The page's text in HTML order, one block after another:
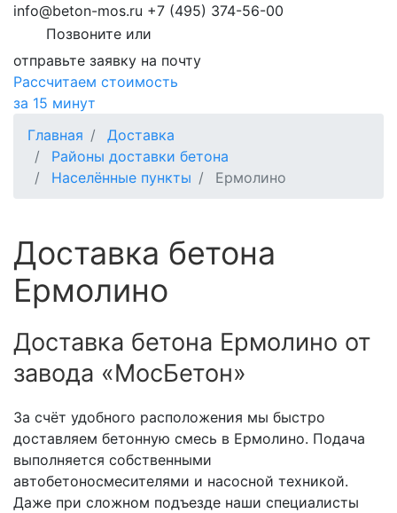
info@beton-mos.ru +7 (495) 374-56-00
Позвоните или
отправьте заявку на почту
Рассчитаем стоимость
за 15 минут
Главная
Доставка
Районы доставки бетона
Населённые пункты
Ермолино
Доставка бетона
Ермолино
Доставка бетона Ермолино от
завода «МосБетон»
За счёт удобного расположения мы быстро
доставляем бетонную смесь в Ермолино. Подача
выполняется собственными
автобетоносмесителями и насосной техникой.
Даже при сложном подъезде наши специалисты